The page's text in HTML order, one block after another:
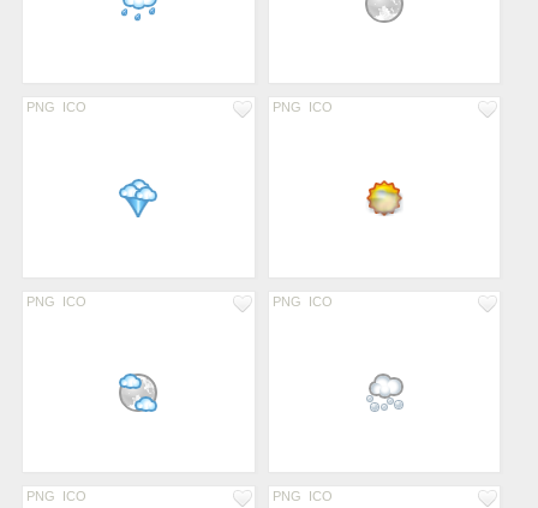
PNG ICO PNG ICO
PNG ICO PNG ICO
PNG ICO PNG ICO